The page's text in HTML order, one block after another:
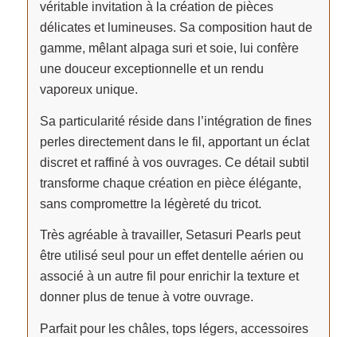
véritable invitation à la création de pièces
délicates et lumineuses. Sa composition haut de
gamme, mêlant alpaga suri et soie, lui confère
une douceur exceptionnelle et un rendu
vaporeux unique.
Sa particularité réside dans l’intégration de fines
perles directement dans le fil, apportant un éclat
discret et raffiné à vos ouvrages. Ce détail subtil
transforme chaque création en pièce élégante,
sans compromettre la légèreté du tricot.
Très agréable à travailler, Setasuri Pearls peut
être utilisé seul pour un effet dentelle aérien ou
associé à un autre fil pour enrichir la texture et
donner plus de tenue à votre ouvrage.
Parfait pour les châles, tops légers, accessoires